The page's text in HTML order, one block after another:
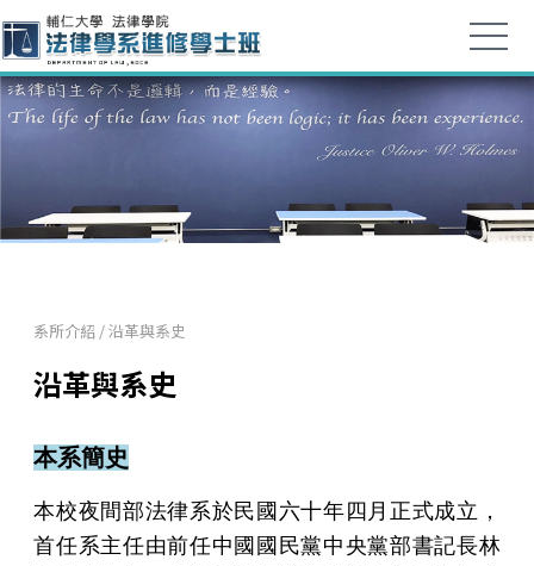
系所介紹 /沿革與系史
沿革與系史
本系簡史
本校夜間部法律系於民國六十年四月正式成立，
首任系主任由前任中國國民黨中央黨部書記長林